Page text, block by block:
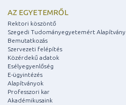
AZ EGYETEMRŐL
Rektori köszöntő
Szegedi Tudományegyetemért Alapítvány
Bemutatkozás
Szervezeti felépítés
Közérdekű adatok
Esélyegyenlőség
E-ügyintézés
Alapítványok
Professzori kar
Akadémikusaink